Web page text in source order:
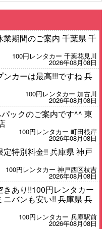
業期間のご案内 千葉県 千
100円レンタカー 千葉花見川
2026年08月08日
カーは最高!!!ですね 兵
100円レンタカー 加古川
2026年08月08日
ックのご案内です^^ 東
100円レンタカー 町田根岸
2026年08月08日
定特別料金!! 兵庫県 神戸
100円レンタカー 神戸西区枝吉
2026年08月08日
きあり!!100円レンタカー
バンも安い!! 兵庫県 兵
100円レンタカー 兵庫駅前
2026年08月08日